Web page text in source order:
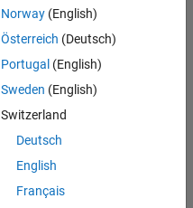
Norway(English)
Österreich (Deutsch)
Portugal (English)
Sweden (English)
Switzerland
Deutsch
English
Français